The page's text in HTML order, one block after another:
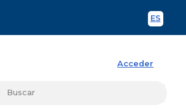
ES
Acceder
Buscar